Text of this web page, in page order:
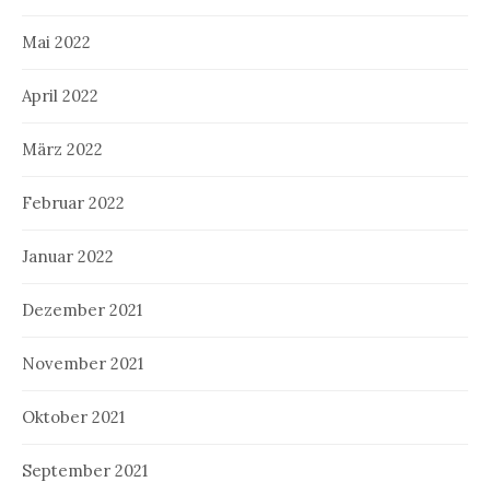
Mai 2022
April 2022
März 2022
Februar 2022
Januar 2022
Dezember 2021
November 2021
Oktober 2021
September 2021